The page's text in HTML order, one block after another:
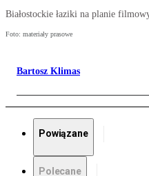
Białostockie łaziki na planie
Foto: materiały prasowe
Bartosz Klimas
Powiązane
Polecane